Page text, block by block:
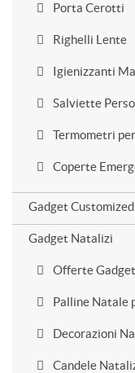
Porta Cerotti
Righelli Lente
Igienizzanti
Salviette
Termometri
Coperte
Gadget Customized
Gadget Natalizi
Offerte
Palline Natale
Decorazioni
Candele